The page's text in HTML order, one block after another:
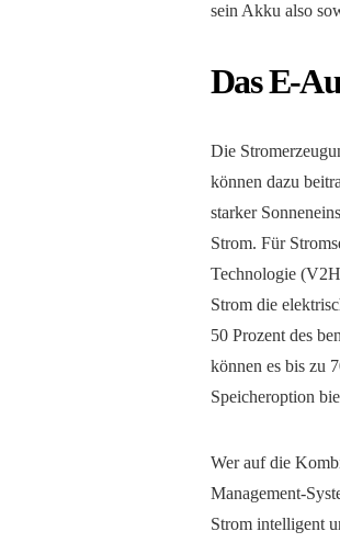
sein Akku also
Das E-
Die
können dazu
starker
Strom. Für
Technologie
Strom die
50 Prozent des
können es bis zu
Speicheroption
Wer auf die
Management-
Strom intelligent